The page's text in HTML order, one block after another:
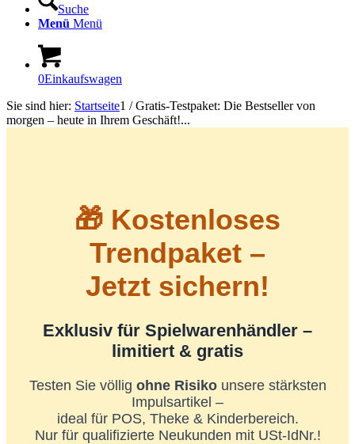
Suche
Menü Menü
0Einkaufswagen
Sie sind hier: Startseite1 / Gratis-Testpaket: Die Bestseller von
morgen – heute in Ihrem Geschäft!...
🎁 Kostenloses
Trendpaket –
Jetzt sichern!
Exklusiv für Spielwarenhändler –
limitiert & gratis
Testen Sie völlig ohne Risiko unsere stärksten
Impulsartikel –
ideal für POS, Theke & Kinderbereich.
Nur für qualifizierte Neukunden mit USt-IdNr.!